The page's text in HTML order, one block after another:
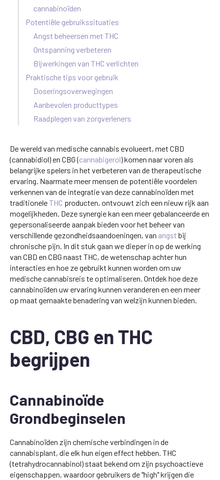
cannabinoïden
Potentiële gebruikssituaties
Angst beheersen met THC
Ontspanning verbeteren
Bijwerkingen van THC verlichten
Praktische tips voor gebruik
Doseringsoverwegingen
Aanbevolen producttypes
Raadplegen van zorgverleners
De wereld van medische cannabis evolueert, met CBD
(cannabidiol) en CBG (cannabigerol) komen naar voren als
belangrijke spelers in het verbeteren van de therapeutische
ervaring. Naarmate meer mensen de potentiële voordelen
verkennen van de integratie van deze cannabinoïden met
traditioneleTHC producten, ontvouwt zich een nieuw rijk aan
mogelijkheden. Deze synergie kan een meer gebalanceerde en
gepersonaliseerde aanpak bieden voor het beheer van
verschillende gezondheidsaandoeningen, van angst bij
chronische pijn. In dit stuk gaan we dieper in op de werking
van CBD en CBG naast THC, de wetenschap achter hun
interacties en hoe ze gebruikt kunnen worden om uw
medische cannabisreis te optimaliseren. Ontdek hoe deze
cannabinoïden uw ervaring kunnen veranderen en een meer
op maat gemaakte benadering van welzijn kunnen bieden.
CBD, CBG en THC
begrijpen
Cannabinoïde
Grondbeginselen
Cannabinoïden zijn chemische verbindingen in de
cannabisplant, die elk hun eigen effect hebben. THC
(tetrahydrocannabinol) staat bekend om zijn psychoactieve
eigenschappen, waardoor gebruikers de "high" krijgen die